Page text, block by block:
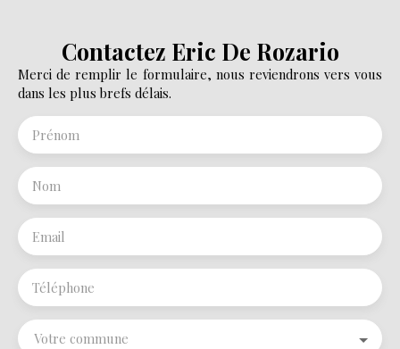
Contactez Eric De Rozario
Merci de remplir le formulaire, nous reviendrons vers vous
dans les plus brefs délais.
Prénom
Nom
Email
Téléphone
Votre commune